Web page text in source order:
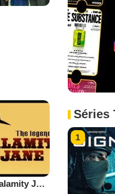
Calamity Jane
Séries
1